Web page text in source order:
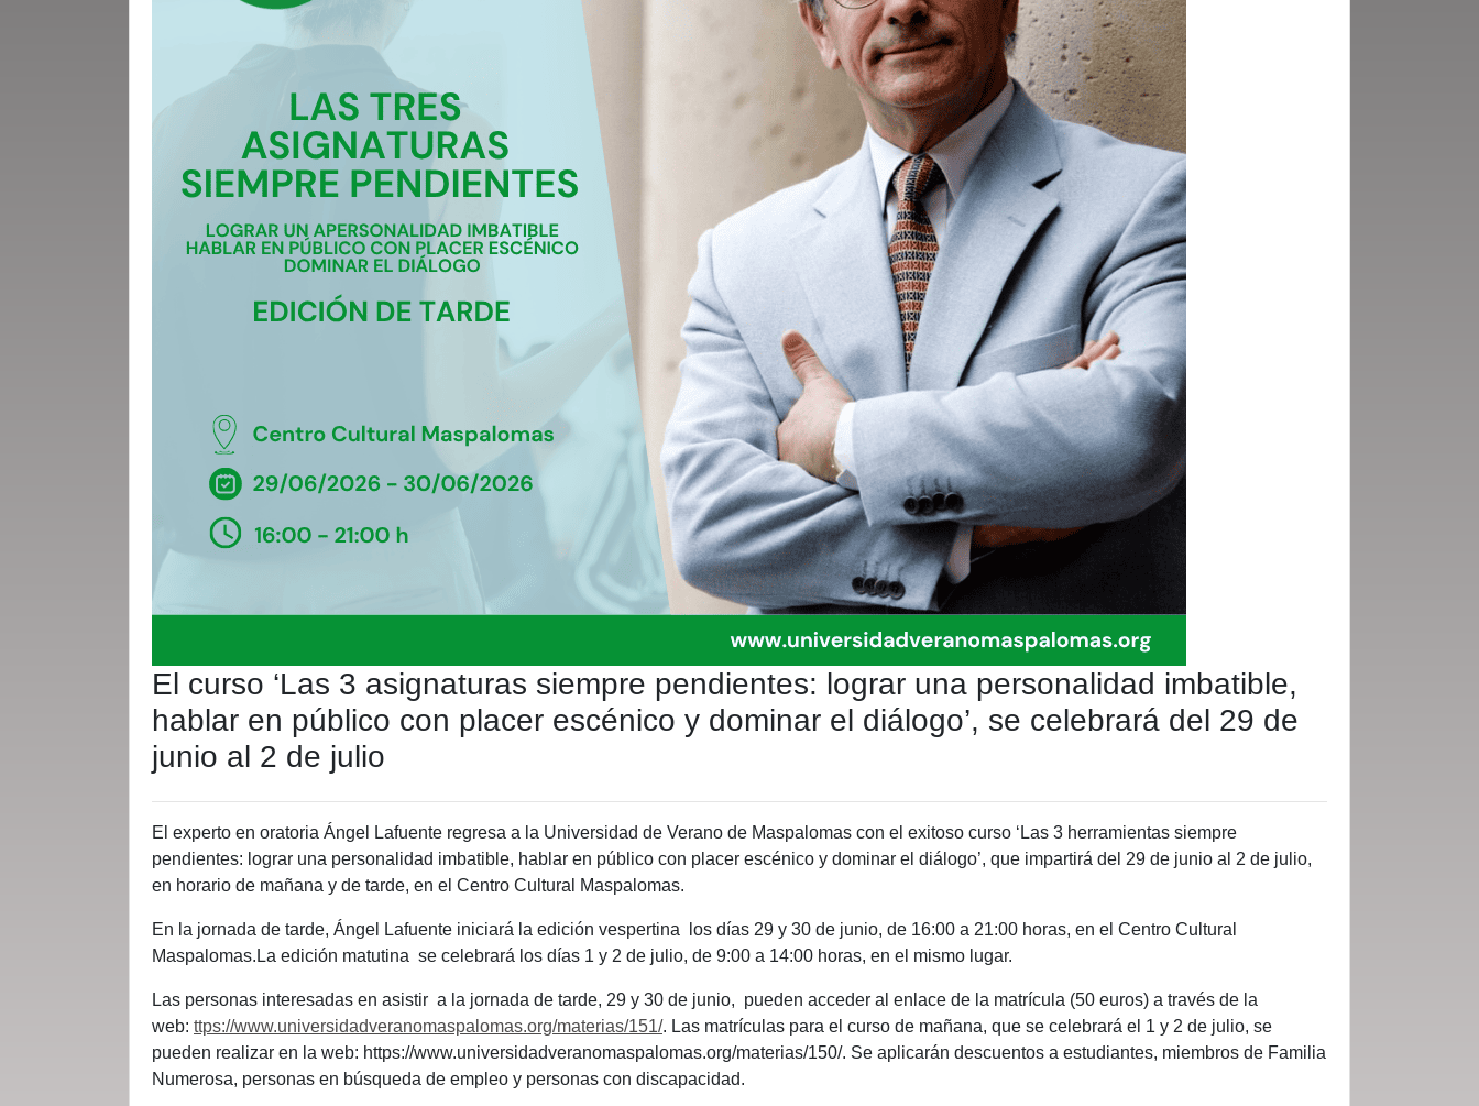
El curso ‘Las 3 asignaturas siempre pendientes: lograr una personalidad imbatible,
hablar en público con placer escénico y dominar el diálogo’, se celebrará del 29 de
junio al 2 de julio
El experto en oratoria Ángel Lafuente regresa a la Universidad de Verano de Maspalomas con el exitoso curso ‘Las 3 herramientas siempre
pendientes: lograr una personalidad imbatible, hablar en público con placer escénico y dominar el diálogo’, que impartirá del 29 de junio al 2 de julio,
en horario de mañana y de tarde, en el Centro Cultural Maspalomas.
En la jornada de tarde, Ángel Lafuente iniciará la edición vespertina los días 29 y 30 de junio, de 16:00 a 21:00 horas, en el Centro Cultural
Maspalomas.La edición matutina se celebrará los días 1 y 2 de julio, de 9:00 a 14:00 horas, en el mismo lugar.
Las personas interesadas en asistir a la jornada de tarde, 29 y 30 de junio, pueden acceder al enlace de la matrícula (50 euros) a través de la
web: ttps://www.universidadveranomaspalomas.org/materias/151/. Las matrículas para el curso de mañana, que se celebrará el 1 y 2 de julio, se
pueden realizar en la web: https://www.universidadveranomaspalomas.org/materias/150/. Se aplicarán descuentos a estudiantes, miembros de Familia
Numerosa, personas en búsqueda de empleo y personas con discapacidad.